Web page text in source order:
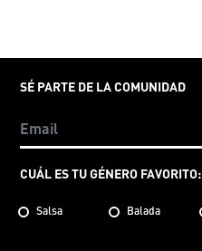
SÉ PARTE DE LA COMUNIDAD
CUÁL ES TU GÉNERO FAVORITO:
Salsa Balada